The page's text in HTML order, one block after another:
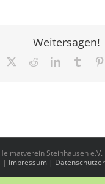
Weitersagen!
RedditLinkedInTumblr
Steinhausen
| Impressum |